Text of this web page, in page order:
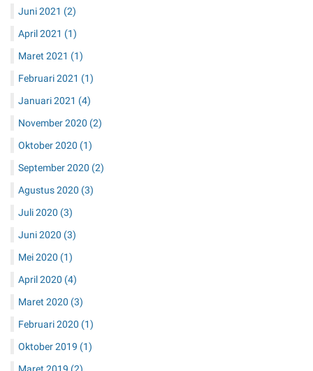
Juli 2021 (1)
Juni 2021 (2)
April 2021(1)
Maret 2021(1)
Februari 2021(1)
Januari 2021(4)
November 2020(2)
Oktober 2020(1)
September 2020(2)
Agustus 2020
Juli 2020(3)
Juni 2020(3)
Mei 2020(1)
April 2020(4)
Maret 2020(3)
Februari 2020(1)
Oktober 2019(1)